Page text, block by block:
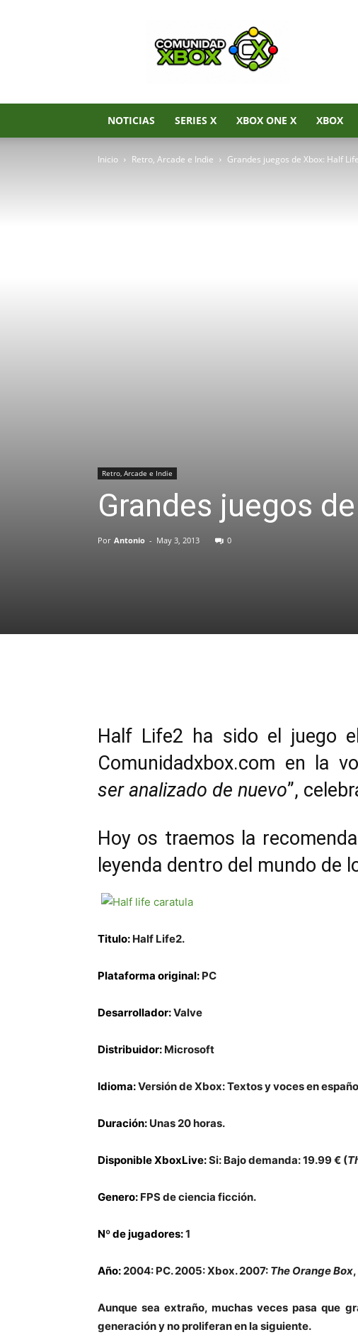
Noticias
de
Xbox
Series
Xbox
One
360
NOTICIAS SERIES X XBOX ONE X XBOX
Inicio Retro, Arcade e Indie Grandes juegos de Xbox: Half
Retro, Arcade e Indie
Grandes juegos
Por Antonio - May 3, 2013 0
Half Life2 ha sido el juego
Comunidadxbox.com en la
ser analizado de nuevo”,
Hoy os traemos la
leyenda dentro del mundo de
Titulo: Half Life2.
Plataforma original: PC
Desarrollador:Valve
Distribuidor: Microsoft
Idioma:Versión de Xbox: Textos y voces en
Duración: Unas 20 horas.
Disponible XboxLive:Si: Bajo demanda: 19.99 € (
Genero: FPS de ciencia ficción.
Nº de jugadores:1
Año:2004: PC. 2005: Xbox. 2007: The Orange Box
Aunque sea extraño, muchas veces pasa que
generación y no proliferan en la siguiente.